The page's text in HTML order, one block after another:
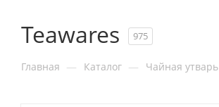
Teawares 975
Главная — Каталог — Чайная утварь